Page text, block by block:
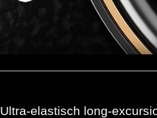
Ultra-elastisch long-